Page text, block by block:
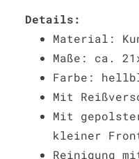
Details:
Material:
Maße: ca.
Farbe:
Mit
Mit
kleiner
Reinigung